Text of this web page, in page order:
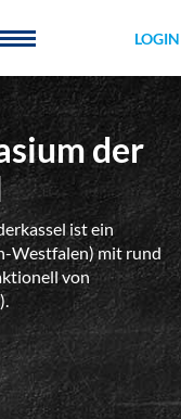
LOGIN
der
ist ein
Westfalen) mit rund
von